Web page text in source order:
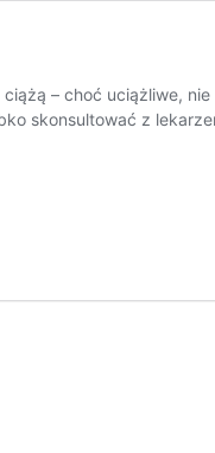
– choć uciążliwe,
skonsultować z